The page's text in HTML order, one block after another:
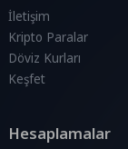
İletişim
Kripto Paralar
Döviz Kurları
Keşfet
Hesaplamalar